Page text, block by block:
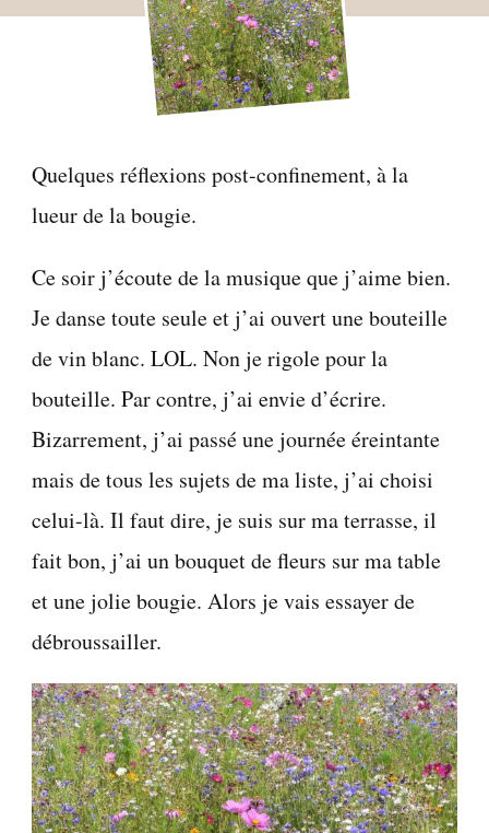
Quelques réflexions post-confinement, à la
lueur de la bougie.
Ce soir j’écoute de la musique que j’aime bien.
Je danse toute seule et j’ai ouvert une bouteille
de vin blanc. LOL. Non je rigole pour la
bouteille. Par contre, j’ai envie d’écrire.
Bizarrement, j’ai passé une journée éreintante
mais de tous les sujets de ma liste, j’ai choisi
celui-là. Il faut dire, je suis sur ma terrasse, il
fait bon, j’ai un bouquet de fleurs sur ma table
et une jolie bougie. Alors je vais essayer de
débroussailler.